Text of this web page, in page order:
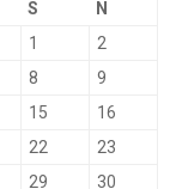
S N
1
2
8
9
15
16
22
23
29 30